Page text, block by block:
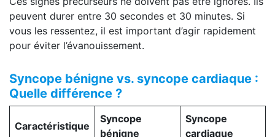
peuvent durer entre 30 secondes et 30 minutes. Si
vous les ressentez, il est important d’agir rapidement
pour éviter l’évanouissement.
Syncope bénigne vs. syncope cardiaque :
Quelle différence ?
Caractéristique
Syncope
bénigne
Syncope
cardiaque